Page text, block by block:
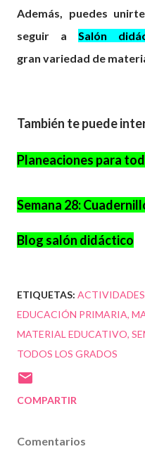
Además, puedes
seguir a Salón
gran variedad de
También te puede
Planeaciones para
Semana 28:
Blog salón didáctico
ETIQUETAS: ACTIVIDADES
EDUCACIÓN PRIMARIA
MATERIAL EDUCATIVO
TODOS LOS GRADOS
COMPARTIR
Comentarios